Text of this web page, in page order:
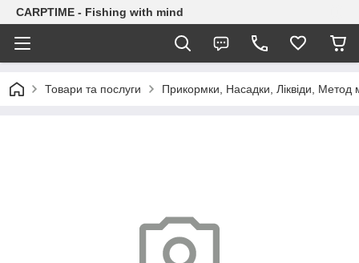
CARPTIME - Fishing with mind
Товари та послуги Прикормки, Насадки, Ліквіди, Метод